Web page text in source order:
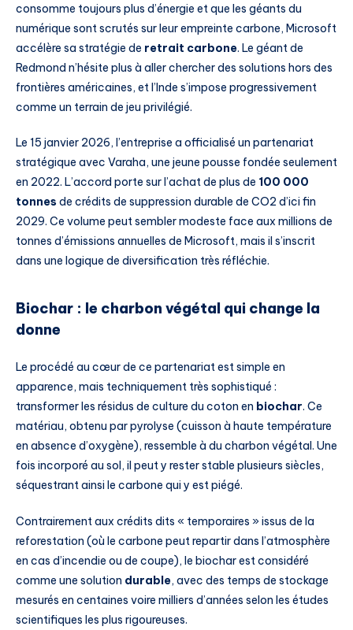
consomme toujours plus d’énergie et que les géants du
numérique sont scrutés sur leur empreinte carbone, Microsoft
accélère sa stratégie de retrait carbone. Le géant de
Redmond n’hésite plus à aller chercher des solutions hors des
frontières américaines, et l’Inde s’impose progressivement
comme un terrain de jeu privilégié.
Le 15 janvier 2026, l’entreprise a officialisé un partenariat
stratégique avec Varaha, une jeune pousse fondée seulement
en 2022. L’accord porte sur l’achat de plus de 100 000
tonnes de crédits de suppression durable de CO2 d’ici fin
2029. Ce volume peut sembler modeste face aux millions de
tonnes d’émissions annuelles de Microsoft, mais il s’inscrit
dans une logique de diversification très réfléchie.
Biochar : le charbon végétal qui change la
donne
Le procédé au cœur de ce partenariat est simple en
apparence, mais techniquement très sophistiqué :
transformer les résidus de culture du coton en biochar. Ce
matériau, obtenu par pyrolyse (cuisson à haute température
en absence d’oxygène), ressemble à du charbon végétal. Une
fois incorporé au sol, il peut y rester stable plusieurs siècles,
séquestrant ainsi le carbone qui y est piégé.
Contrairement aux crédits dits « temporaires » issus de la
reforestation (où le carbone peut repartir dans l’atmosphère
en cas d’incendie ou de coupe), le biochar est considéré
comme une solution durable, avec des temps de stockage
mesurés en centaines voire milliers d’années selon les études
scientifiques les plus rigoureuses.